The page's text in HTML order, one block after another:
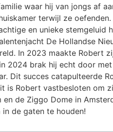
waar hij van jongs af
terwijl ze
en unieke stemgeluid
De Hollandse
In 2023 maakte Robert
2024 brak hij echt door
Dit succes catapulteerde
is Robert vastbesloten om
en de Ziggo Dome in
de gaten te houden!